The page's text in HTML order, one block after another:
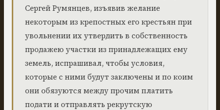
Сергей Румянцев, изъявив желание
некоторым из крепостных его крестьян при
увольнении их утвердить в собственность
продажею участки из принадлежащих ему
земель, испрашивал, чтобы условия,
которые с ними будут заключены и по коим
они обязуются между прочим платить
подати и отправлять рекрутскую